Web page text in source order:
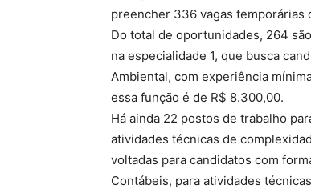
preencher 336 vagas temporárias
Do total de oportunidades, 264
na especialidade 1, que busca
Ambiental, com experiência
essa função é de R$ 8.300,00.
Há ainda 22 postos de trabalho
atividades técnicas de
voltadas para candidatos com
Contábeis, para atividades